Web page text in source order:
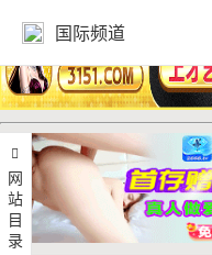
国际频道
网站目录